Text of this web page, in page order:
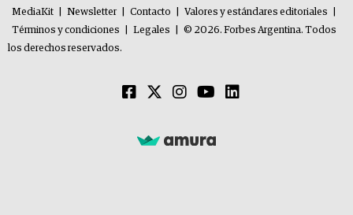
MediaKit Newsletter Contacto Valores y estándares editoriales
Términos y condiciones
Legales
© 2026. Forbes Argentina. Todos
los derechos reservados.